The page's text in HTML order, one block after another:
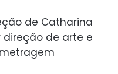
de Catharina
direção de arte e